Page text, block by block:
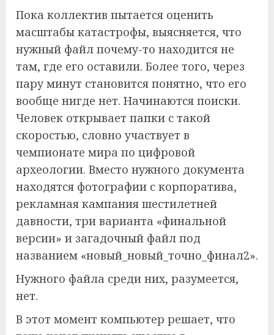
Пока коллектив пытается оценить
масштабы катастрофы, выясняется, что
нужный файл почему-то находится не
там, где его оставили. Более того, через
пару минут становится понятно, что его
вообще нигде нет. Начинаются поиски.
Человек открывает папки с такой
скоростью, словно участвует в
чемпионате мира по цифровой
археологии. Вместо нужного документа
находятся фотографии с корпоратива,
рекламная кампания шестилетней
давности, три варианта «финальной
версии» и загадочный файл под
названием «новый_новый_точно_финал2».
Нужного файла среди них, разумеется,
нет.
В этот момент компьютер решает, что